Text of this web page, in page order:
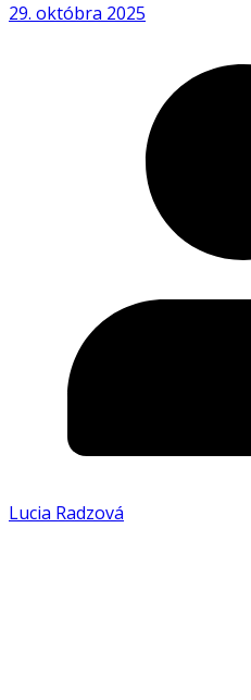
29. októbra 2025
Lucia Radzová